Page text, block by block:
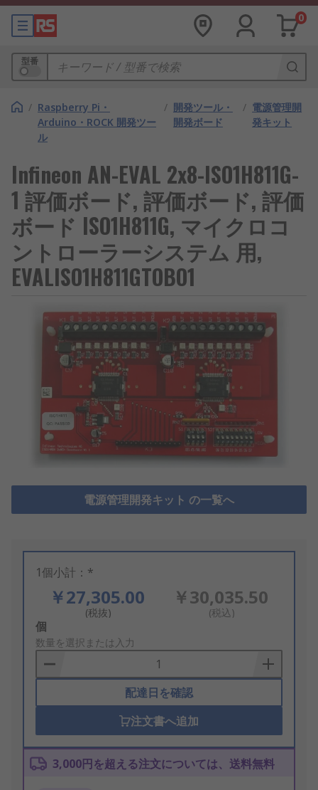
0
型番
/ Raspberry Pi・
Arduino・ROCK 開発ツー
ル
/ 開発ツール・
開発ボード
/ 電源管理開
発キット
Infineon AN-EVAL 2x8-ISO1H811G-
1 評価ボード, 評価ボード, 評価
ボード ISO1H811G, マイクロコ
ントローラーシステム 用,
EVALISO1H811GTOBO1
電源管理開発キット の一覧へ
1個小計：*
￥27,305.00
(税抜)
￥30,035.50
(税込)
Add
to
Basket
個
数量を選択または入力
配達日を確認
注文書へ追加
3,000円を超える注文については、送料無料